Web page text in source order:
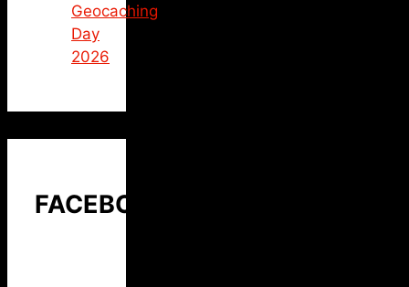
Geocaching
Day
2026
FACEBOOK